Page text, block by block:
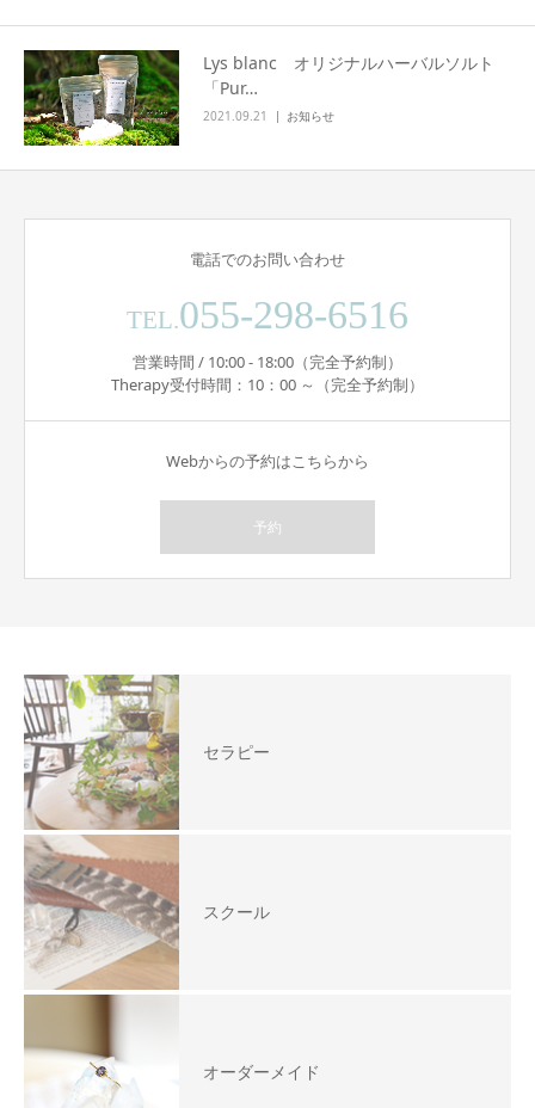
Lys blanc オリジナルハーバルソルト
「Pur…
2021.09.21 お知らせ
電話でのお問い合わせ
TEL.055-298-6516
営業時間 / 10:00 - 18:00（完全予約制）
Therapy受付時間：10：00 ～（完全予約制）
Webからの予約はこちらから
予約
セラピー
スクール
オーダーメイド